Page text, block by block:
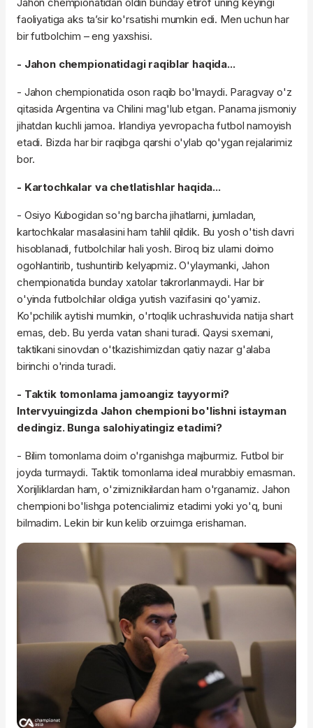
faoliyatiga aks ta’sir ko'rsatishi mumkin edi. Men uchun har
bir futbolchim – eng yaxshisi.
- Jahon chempionatidagi raqiblar haqida...
- Jahon chempionatida oson raqib bo'lmaydi. Paragvay o'z
qitasida Argentina va Chilini mag'lub etgan. Panama jismoniy
jihatdan kuchli jamoa. Irlandiya yevropacha futbol namoyish
etadi. Bizda har bir raqibga qarshi o'ylab qo'ygan rejalarimiz
bor.
- Kartochkalar va chetlatishlar haqida...
- Osiyo Kubogidan so'ng barcha jihatlarni, jumladan,
kartochkalar masalasini ham tahlil qildik. Bu yosh o'tish davri
hisoblanadi, futbolchilar hali yosh. Biroq biz ularni doimo
ogohlantirib, tushuntirib kelyapmiz. O'ylaymanki, Jahon
chempionatida bunday xatolar takrorlanmaydi. Har bir
o'yinda futbolchilar oldiga yutish vazifasini qo'yamiz.
Ko'pchilik aytishi mumkin, o'rtoqlik uchrashuvida natija shart
emas, deb. Bu yerda vatan shani turadi. Qaysi sxemani,
taktikani sinovdan o'tkazishimizdan qatiy nazar g'alaba
birinchi o'rinda turadi.
- Taktik tomonlama jamoangiz tayyormi?
Intervyuingizda Jahon chempioni bo'lishni istayman
dedingiz. Bunga salohiyatingiz etadimi?
- Bilim tomonlama doim o'rganishga majburmiz. Futbol bir
joyda turmaydi. Taktik tomonlama ideal murabbiy emasman.
Xorijliklardan ham, o'zimiznikilardan ham o'rganamiz. Jahon
chempioni bo'lishga potencialimiz etadimi yoki yo'q, buni
bilmadim. Lekin bir kun kelib orzuimga erishaman.